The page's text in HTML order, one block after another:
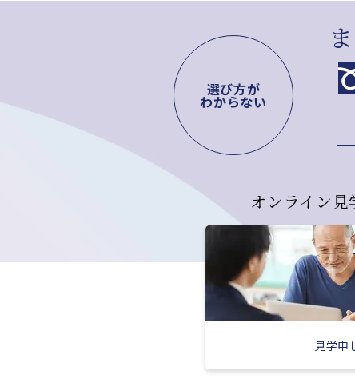
選び方が
わからない
オンライン
見学申